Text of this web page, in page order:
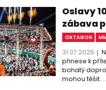
Oslavy
zábava
OKTAGON
31.07.2026
přinese k
bohatý
mohou těšit ...